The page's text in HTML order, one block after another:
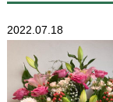
2022.07.18